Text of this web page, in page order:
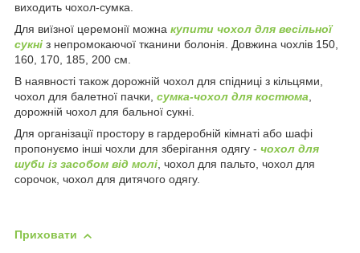
виходить чохол-сумка.
Для виїзної церемонії можна купити чохол для весільної
сукні з непромокаючої тканини болонія. Довжина чохлів 150,
160, 170, 185, 200 см.
В наявності також дорожній чохол для спідниці з кільцями,
чохол для балетної пачки, сумка-чохол для костюма,
дорожній чохол для бальної сукні.
Для організації простору в гардеробній кімнаті або шафі
пропонуємо інші чохли для зберігання одягу - чохол для
шуби із засобом від молі, чохол для пальто, чохол для
сорочок, чохол для дитячого одягу.
Приховати